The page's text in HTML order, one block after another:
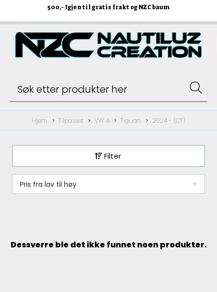
500,- Igjen til gratis frakt og NZC baum
Hjem Tilpasset VW A Tiguan 2024 - (CT)
Filter
Pris fra lav til høy
Dessverre ble det ikke funnet noen produkter.